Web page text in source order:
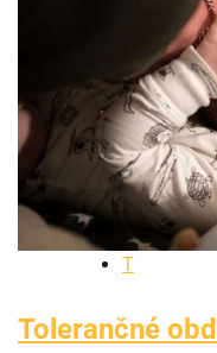
T
Tolerančné